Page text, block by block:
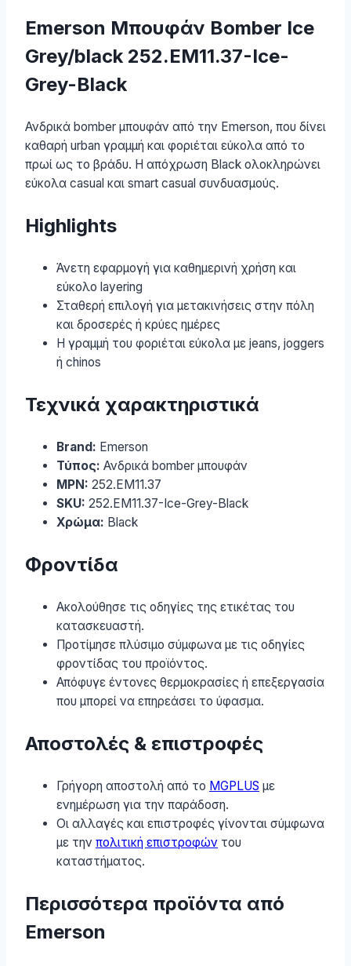
Emerson Μπουφάν Bomber Ice
Grey/black 252.EM11.37-Ice-
Grey-Black
Ανδρικά bomber μπουφάν από την Emerson, που δίνει
καθαρή urban γραμμή και φοριέται εύκολα από το
πρωί ως το βράδυ. Η απόχρωση Black ολοκληρώνει
εύκολα casual και smart casual συνδυασμούς.
Highlights
Άνετη εφαρμογή για καθημερινή χρήση και
εύκολο layering
Σταθερή επιλογή για μετακινήσεις στην πόλη
και δροσερές ή κρύες ημέρες
Η γραμμή του φοριέται εύκολα με jeans, joggers
ή chinos
Τεχνικά χαρακτηριστικά
Brand: Emerson
Τύπος: Ανδρικά bomber μπουφάν
MPN: 252.EM11.37
SKU: 252.EM11.37-Ice-Grey-Black
Χρώμα: Black
Φροντίδα
Ακολούθησε τις οδηγίες της ετικέτας του
κατασκευαστή.
Προτίμησε πλύσιμο σύμφωνα με τις οδηγίες
φροντίδας του προϊόντος.
Απόφυγε έντονες θερμοκρασίες ή επεξεργασία
που μπορεί να επηρεάσει το ύφασμα.
Αποστολές & επιστροφές
Γρήγορη αποστολή από το MGPLUS με
ενημέρωση για την παράδοση.
Οι αλλαγές και επιστροφές γίνονται σύμφωνα
με την πολιτική επιστροφών του
καταστήματος.
Περισσότερα προϊόντα από
Emerson